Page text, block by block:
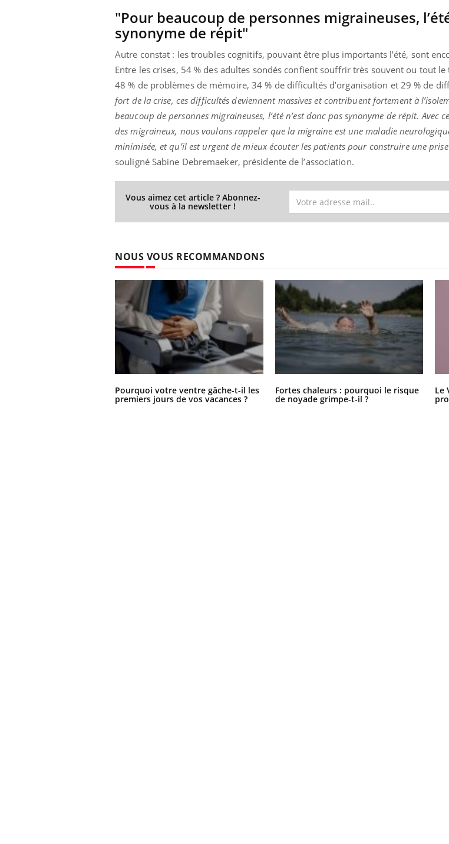
"Pour beaucoup de personnes migraineuses,
synonyme de répit"
Autre constat : les troubles cognitifs, pouvant être plus importants l’été, sont
Entre les crises, 54 % des adultes sondés confient souffrir très souvent ou tout
48 % de problèmes de mémoire, 34 % de difficultés d’organisation et 29 % de
fort de la crise, ces difficultés deviennent massives et contribuent fortement à
beaucoup de personnes migraineuses, l’été n’est donc pas synonyme de répit. Avec
des migraineux, nous voulons rappeler que la migraine est une maladie
minimisée, et qu’il est urgent de mieux écouter les patients pour construire une
souligné Sabine Debremaeker, présidente de l’association.
Vous aimez cet article ? Abonnez-
vous à la newsletter !
NOUS VOUS RECOMMANDONS
Pourquoi votre ventre gâche-t-il les
premiers jours de vos vacances ?
Fortes chaleurs : pourquoi le risque
de noyade grimpe-t-il ?
Le
Youtube
Eczéma Chronique des Mains :
expliquer ma maladieYoutube
Il y a des sujets qui sont faciles à aborder...
d'autres non ! D'un côté, poser des
questions sur la maladie d'un proche c'est